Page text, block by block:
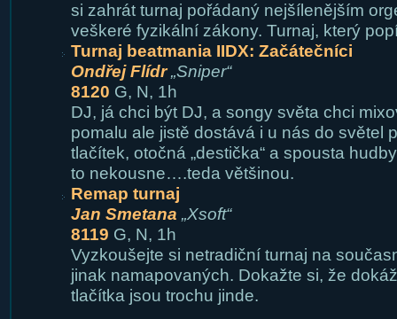
si zahrát turnaj pořádaný nejšílenějším
veškeré fyzikální zákony. Turnaj, který
Turnaj beatmania IIDX: Začátečníci
Ondřej Flídr „Sniper“
8120 G, N, 1h
DJ, já chci být DJ, a songy světa chci
pomalu ale jistě dostává i u nás do světel
tlačítek, otočná „destička“ a spousta
to nekousne….teda většinou.
Remap turnaj
Jan Smetana „Xsoft“
8119 G, N, 1h
Vyzkoušejte si netradiční turnaj na
jinak namapovaných. Dokažte si, že
tlačítka jsou trochu jinde.